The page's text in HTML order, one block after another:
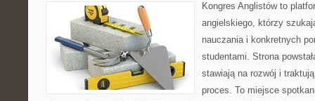
Kongres Anglistów to
angielskiego, którzy
nauczania i konkretnych
studentami. Strona
stawiają na rozwój i
proces. To miejsce